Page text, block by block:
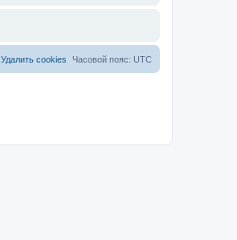
Часовой пояс: UTC
Удалить cookies